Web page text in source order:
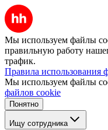
Мы используем файлы
правильную работу
трафик.
Правила использования
Мы используем файлы
файлов cookie
Понятно
Ищу сотрудника